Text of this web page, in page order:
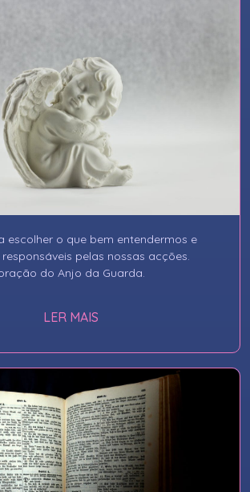
escolher o que bem entendermos e
pelas nossas acções.
do Anjo da Guarda.
LER MAIS